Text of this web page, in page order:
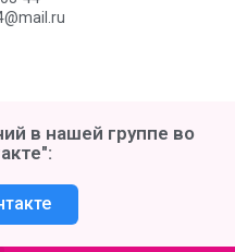
в нашей группе во